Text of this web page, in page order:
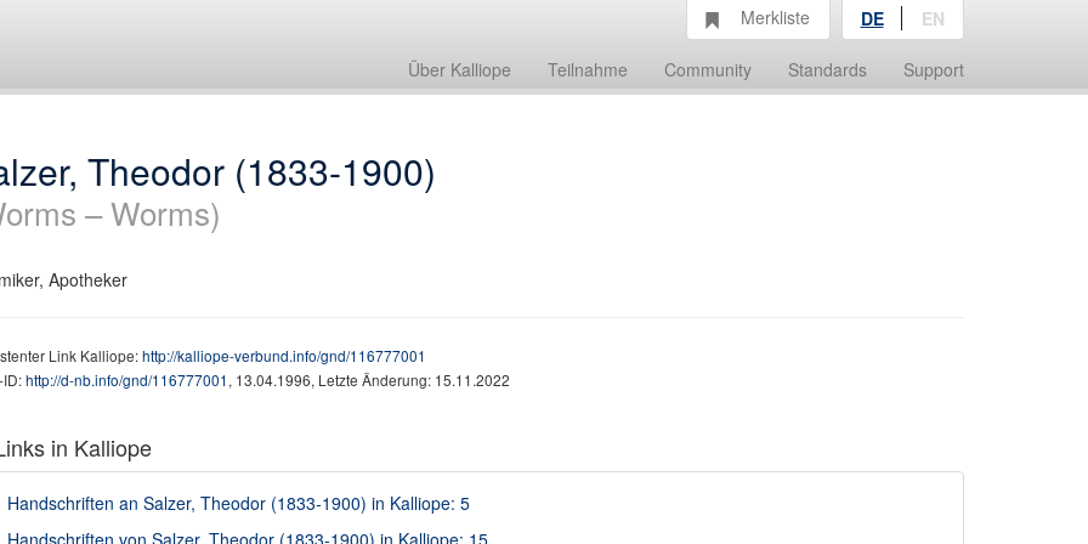
Über Kalliope Teilnahme Community Standards Support
Merkliste DE EN
Theodor (1833-1900)
– Worms)
Apotheker
Link Kalliope:http://kalliope-verbund.info/gnd/116777001
http://d-nb.info/gnd/116777001, 13.04.1996, Letzte Änderung: 15.11.2022
in Kalliope
Handschriften an Salzer, Theodor (1833-1900) in Kalliope: 5
Handschriften von Salzer, Theodor (1833-1900) in Kalliope: 15